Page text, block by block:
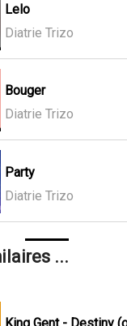
Lelo
Diatrie Trizo
Bouger
Diatrie Trizo
Party
Diatrie Trizo
...